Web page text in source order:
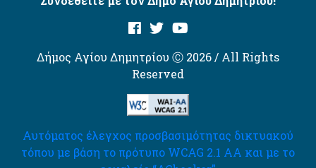
Δήμος Αγίου Δημητρίου Ⓒ 2026 / All Rights
Reserved
Αυτόματος έλεγχος προσβασιμότητας δικτυακού
τόπου με βάση το πρότυπο WCAG 2.1 AA και με το